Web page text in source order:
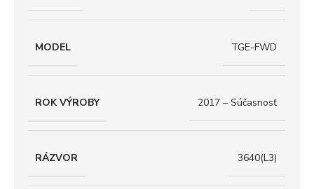
MODEL TGE-FWD
ROK VÝROBY 2017 – Súčasnosť
RÁZVOR 3640(L3)